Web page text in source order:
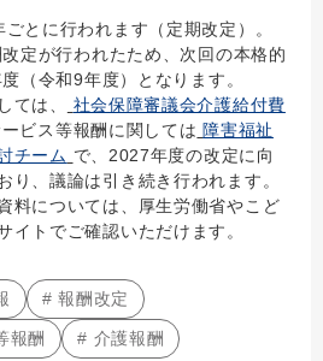
とに行われます（定期改定）。
定が行われたため、次回の本格的
（令和9年度）となります。
ては、
社会保障審議会介護給付費
ビス等報酬に関しては 障害福祉
チーム で、2027年度の改定に向
り、議論は引き続き行われます。
料については、厚生労働省やこど
イトでご確認いただけます。
# 報酬改定
報酬 # 介護報酬